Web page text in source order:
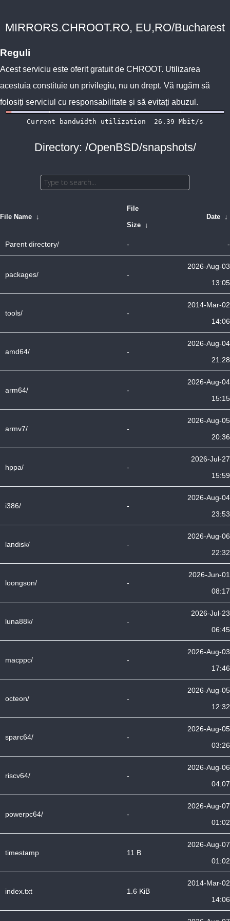
MIRRORS.CHROOT.RO, EU,RO/Bucharest
Reguli
Acest serviciu este oferit gratuit de CHROOT. Utilizarea
acestuia constituie un privilegiu, nu un drept. Vă rugăm să
folosiți serviciul cu responsabilitate și să evitați abuzul.
Directory: /OpenBSD/snapshots/
File Name ↓
File
Size ↓
Date ↓
Parent directory/ - -
packages/ -
2026-Aug-03
13:05
tools/ -
2014-Mar-02
14:06
amd64/ -
2026-Aug-04
21:28
arm64/ -
2026-Aug-04
15:15
armv7/ -
2026-Aug-05
20:36
hppa/ -
2026-Jul-27
15:59
i386/ -
2026-Aug-04
23:53
landisk/ -
2026-Aug-06
22:32
loongson/ -
2026-Jun-01
08:17
luna88k/ -
2026-Jul-23
06:45
macppc/ -
2026-Aug-03
17:46
octeon/ -
2026-Aug-05
12:32
sparc64/ -
2026-Aug-05
03:26
riscv64/ -
2026-Aug-06
04:07
powerpc64/ -
2026-Aug-07
01:02
timestamp 11 B
2026-Aug-07
01:02
index.txt 1.6 KiB
2014-Mar-02
14:06